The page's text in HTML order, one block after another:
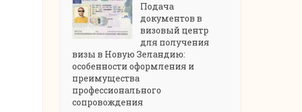
Подача
документов в
визовый центр
для получения
визы в Новую Зеландию:
особенности оформления и
преимущества
профессионального
сопровождения